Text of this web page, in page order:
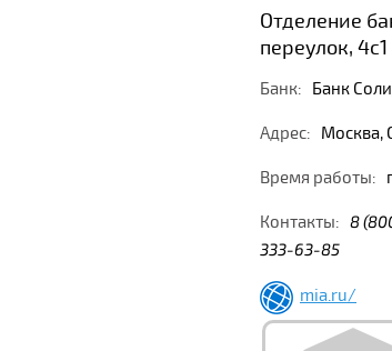
Отделение
переулок, 4с1
Банк: Банк
Адрес: Москва,
Время работы:
Контакты: 8
333-63-85
mia.ru/